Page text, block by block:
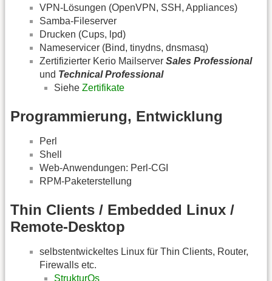
VPN-Lösungen (OpenVPN, SSH, Appliances)
Samba-Fileserver
Drucken (Cups, lpd)
Nameservicer (Bind, tinydns, dnsmasq)
Zertifizierter Kerio Mailserver Sales Professional
und Technical Professional
Siehe Zertifikate
Programmierung, Entwicklung
Perl
Shell
Web-Anwendungen: Perl-CGI
RPM-Paketerstellung
Thin Clients / Embedded Linux /
Remote-Desktop
selbstentwickeltes Linux für Thin Clients, Router,
Firewalls etc.
StrukturOs